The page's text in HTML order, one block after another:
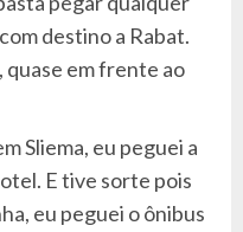
com destino a Rabat.
quase em frente ao
Sliema, eu peguei a
E tive sorte pois
eu peguei o ônibus